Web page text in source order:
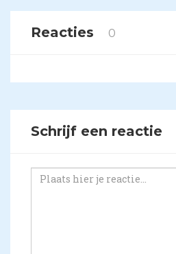
Reacties 0
Schrijf een reactie